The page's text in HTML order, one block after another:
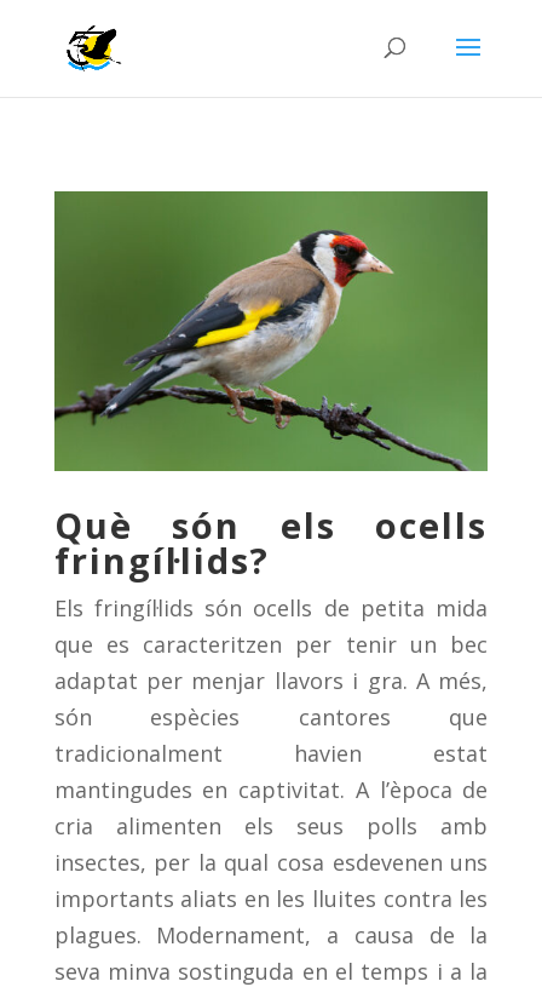
Què són els ocells
fringíl·lids?
Els fringíl·lids són ocells de petita mida
que es caracteritzen per tenir un bec
adaptat per menjar llavors i gra. A més,
són espècies cantores que
tradicionalment havien estat
mantingudes en captivitat. A l’època de
cria alimenten els seus polls amb
insectes, per la qual cosa esdevenen uns
importants aliats en les lluites contra les
plagues. Modernament, a causa de la
seva minva sostinguda en el temps i a la